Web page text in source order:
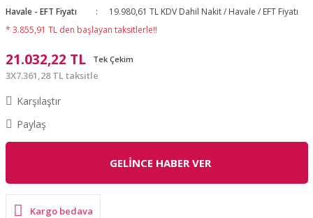
Havale - EFT Fiyatı
19.980,61 TL KDV Dahil Nakit / Havale / EFT Fiyatı
* 3.855,91 TL den başlayan taksitlerle!!
21.032,22 TL Tek Çekim
3X7.361,28 TL taksitle
Karşılaştır
Paylaş
GELİNCE HABER VER
Kargo bedava